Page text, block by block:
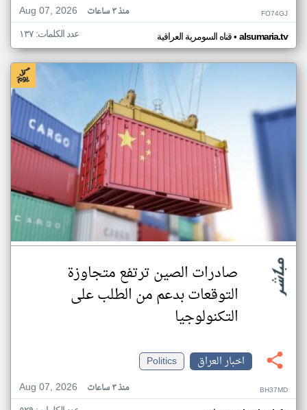
Aug 07, 2026
منذ ٣ ساعات FO74GJ
قناه السومرية العراقية• alsumaria.tv عدد الكلمات: ١٣٧
صادرات الصين ترتفع متجاوزة
التوقعات بدعم من الطلب على
التكنولوجيا
اخبار العراق
Politics
Aug 07, 2026
منذ ٣ ساعات BH37MD